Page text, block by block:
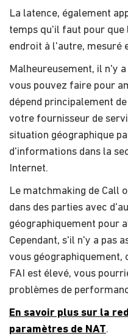
La latence, également
temps qu'il faut pour que
endroit à l'autre, mesuré
Malheureusement, il n'y
vous pouvez faire pour
dépend principalement
votre fournisseur de
situation géographique
d'informations dans la
Internet.
Le matchmaking de Call
dans des parties avec
géographiquement pour
Cependant, s'il n'y a pas
vous géographiquement,
FAI est élevé, vous
problèmes de
En savoir plus sur la
paramètres de NAT.